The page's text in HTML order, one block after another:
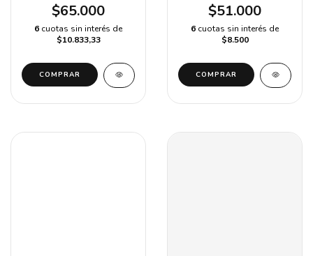
$65.000
6 cuotas sin interés de
$10.833,33
COMPRAR
$51.000
6 cuotas sin interés de
$8.500